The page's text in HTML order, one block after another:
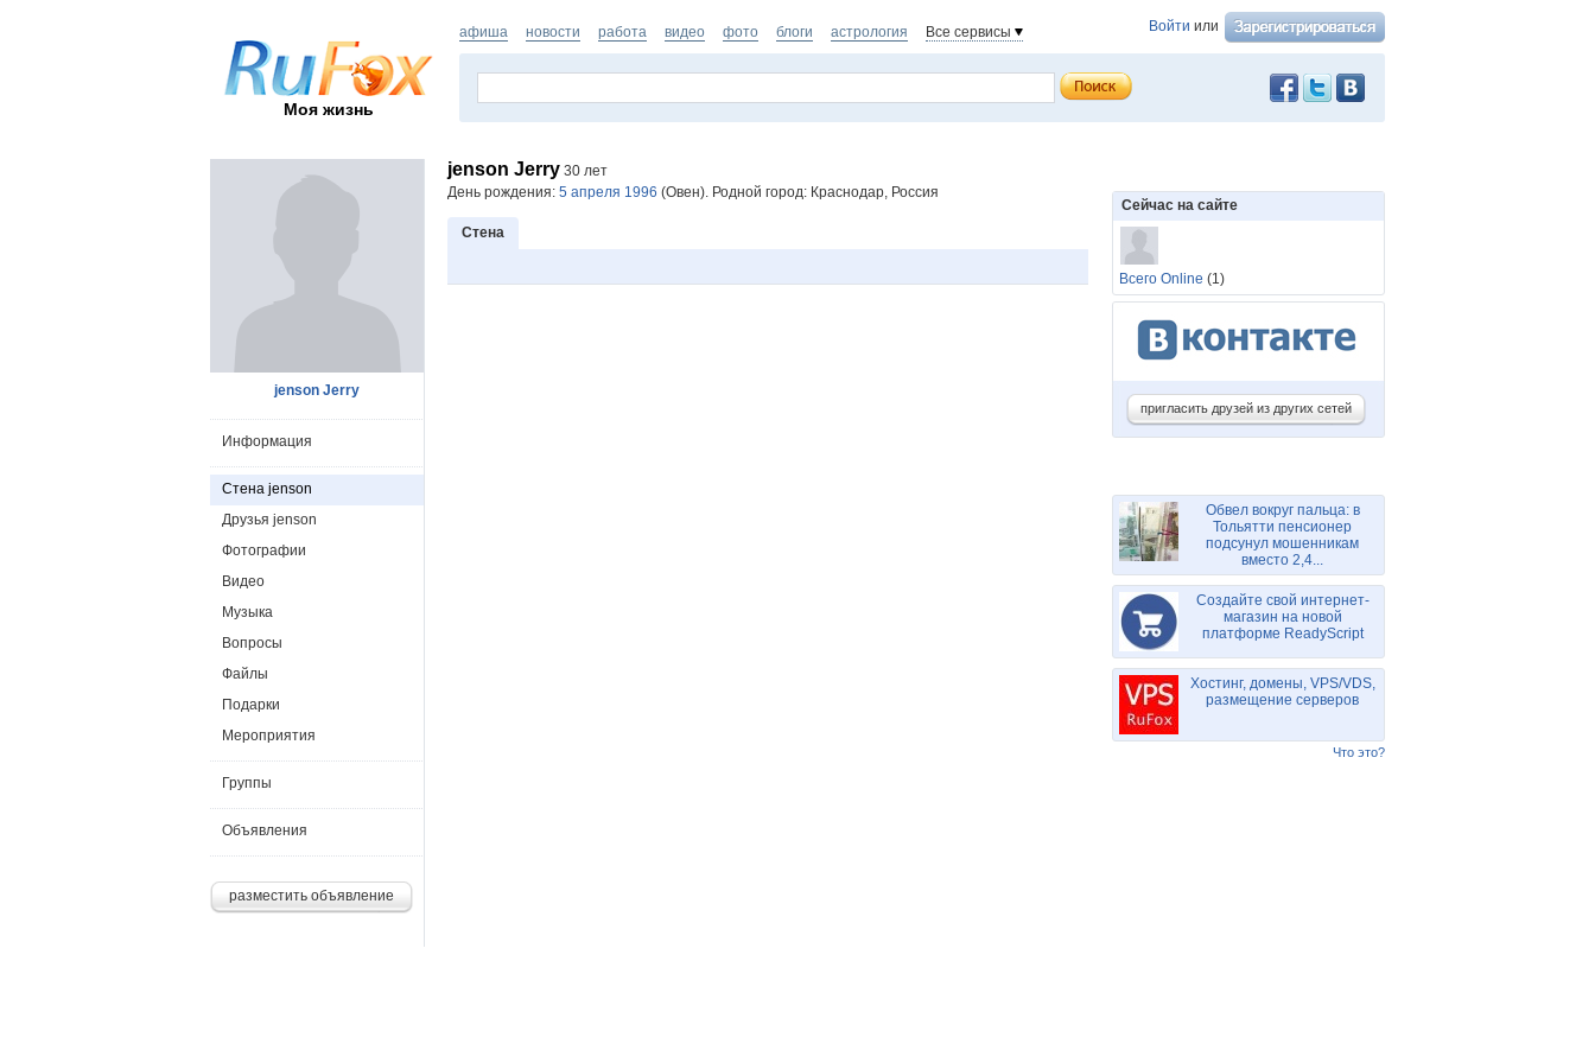
Моя жизнь
Войти или
афиша новости работа видео фото блоги астрология Все сервисы
jenson Jerry 30 лет
День рождения: 5 апреля 1996 (Овен). Родной город: Краснодар, Россия
Стена
jenson Jerry
Информация
Стена jenson
Друзья jenson
Фотографии
Видео
Музыка
Вопросы
Файлы
Подарки
Мероприятия
Группы
Объявления
разместить объявление
Сейчас на сайте
Всего Online (1)
пригласить друзей из других сетей
Обвел вокруг пальца: в
Тольятти пенсионер
подсунул мошенникам
вместо 2,4...
Создайте свой интернет-
магазин на новой
платформе ReadyScript
Хостинг, домены, VPS/VDS,
размещение серверов
Что это?